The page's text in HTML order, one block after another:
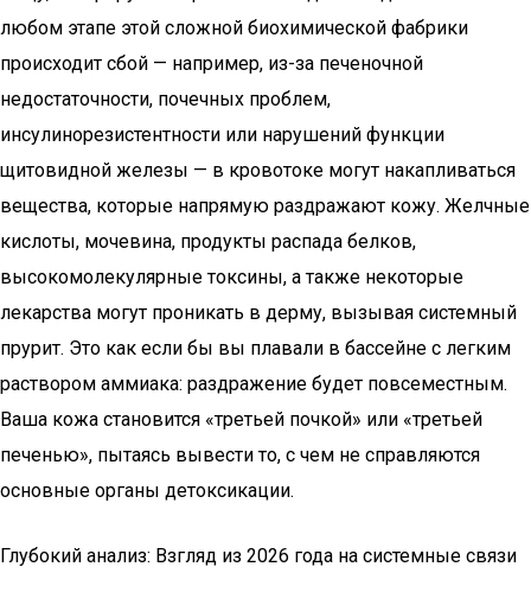
любом этапе этой сложной биохимической фабрики
происходит сбой — например, из-за печеночной
недостаточности, почечных проблем,
инсулинорезистентности или нарушений функции
щитовидной железы — в кровотоке могут накапливаться
вещества, которые напрямую раздражают кожу. Желчные
кислоты, мочевина, продукты распада белков,
высокомолекулярные токсины, а также некоторые
лекарства могут проникать в дерму, вызывая системный
прурит. Это как если бы вы плавали в бассейне с легким
раствором аммиака: раздражение будет повсеместным.
Ваша кожа становится «третьей почкой» или «третьей
печенью», пытаясь вывести то, с чем не справляются
основные органы детоксикации.
Глубокий анализ: Взгляд из 2026 года на системные связи